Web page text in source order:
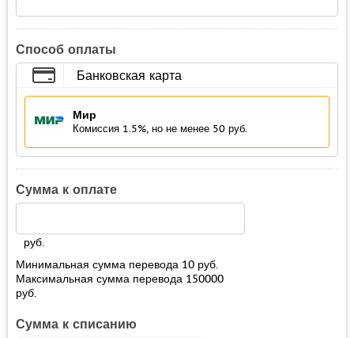
Способ оплаты
Банковская карта
Мир
Комиссия 1.5%, но не менее 50 руб.
Сумма к оплате
руб.
Минимальная сумма перевода 10 руб.
Максимальная сумма перевода 150000
руб.
Сумма к списанию